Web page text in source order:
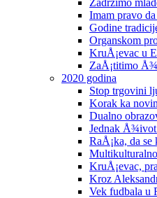
Zadržimo
Imam pravo
Godine
Organskom
KruÅ¡evac u
ZaÅ¡titimo
2020 godina
Stop trgovini
Korak ka
Dualno
Jednak Å¾ivot
RaÅ¡ka, da se
KruÅ¡evac,
Kroz
Vek fudbala u